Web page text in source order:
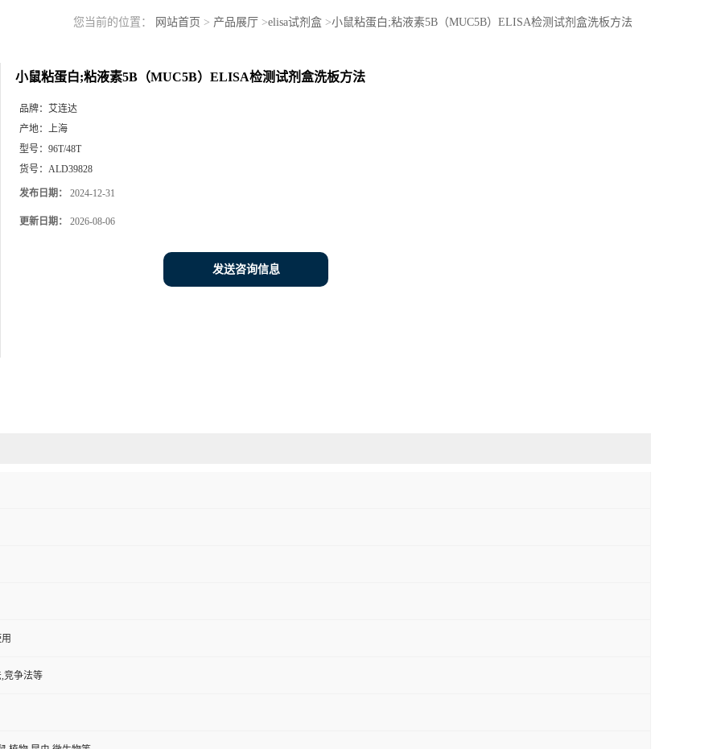
您当前的位置： 网站首页 > 产品展厅 >elisa试剂盒>小鼠粘蛋白;粘液素5B（MUC5B）ELISA检测试剂盒洗板方法
小鼠粘蛋白;粘液素5B（MUC5B）ELISA检测试剂盒洗板方法
品牌： 艾连达
产地： 上海
型号： 96T/48T
货号： ALD39828
发布日期： 2024-12-31
更新日期： 2026-08-06
发送咨询信息
竞争法等